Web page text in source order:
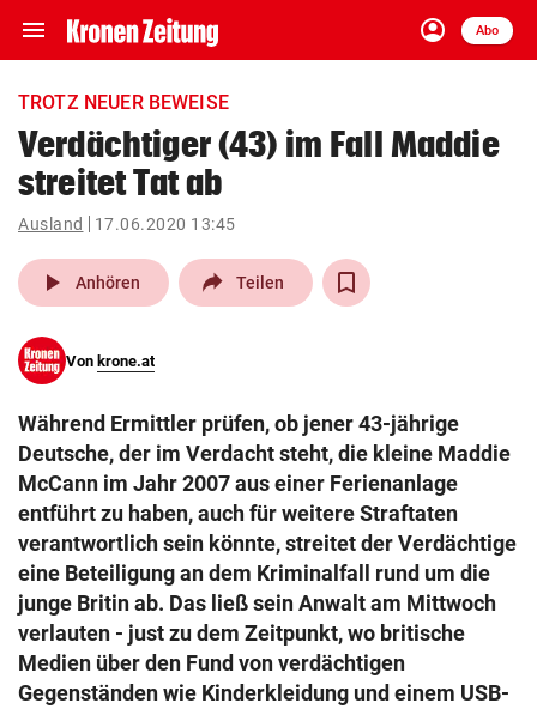
menu Navigation
ein-/ausklappen
account_circle
Anmelden
Abo
close Schließen
account_circle Anmelden
pin_drop
Wien arrow_right
search
eingeben
© Krone Multimedia GmbH & Co KG 2026
Muthgasse 2, 1190 Wien
TROTZ NEUER BEWEISE
Verdächtiger (43) im Fall Maddie
streitet Tat ab
Ausland 17.06.2020 13:45
play_arrow Anhören Teilen
Von krone.at
Während Ermittler prüfen, ob jener 43-jährige
Deutsche, der im Verdacht steht, die kleine Maddie
McCann im Jahr 2007 aus einer Ferienanlage
entführt zu haben, auch für weitere Straftaten
verantwortlich sein könnte, streitet der Verdächtige
eine Beteiligung an dem Kriminalfall rund um die
junge Britin ab. Das ließ sein Anwalt am Mittwoch
verlauten - just zu dem Zeitpunkt, wo britische
Medien über den Fund von verdächtigen
Gegenständen wie Kinderkleidung und einem USB-